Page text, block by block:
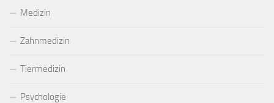
Medizin
Zahnmedizin
Tiermedizin
Psychologie